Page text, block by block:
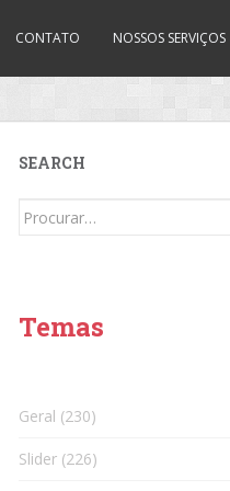
CONTATO NOSSOS SERVIÇOS
SEARCH
Search
Temas
Geral (230)
Slider (226)